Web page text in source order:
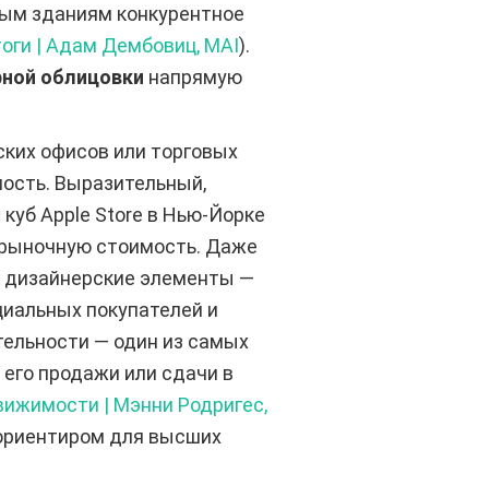
зданиям конкурентное
| Адам Дембовиц, MAI).
облицовки напрямую
офисов или торговых
Выразительный,
Apple Store в Нью-Йорке
рыночную стоимость. Даже
дизайнерские элементы —
покупателей и
— один из самых
его продажи или сдачи в
| Мэнни Родригес,
для высших